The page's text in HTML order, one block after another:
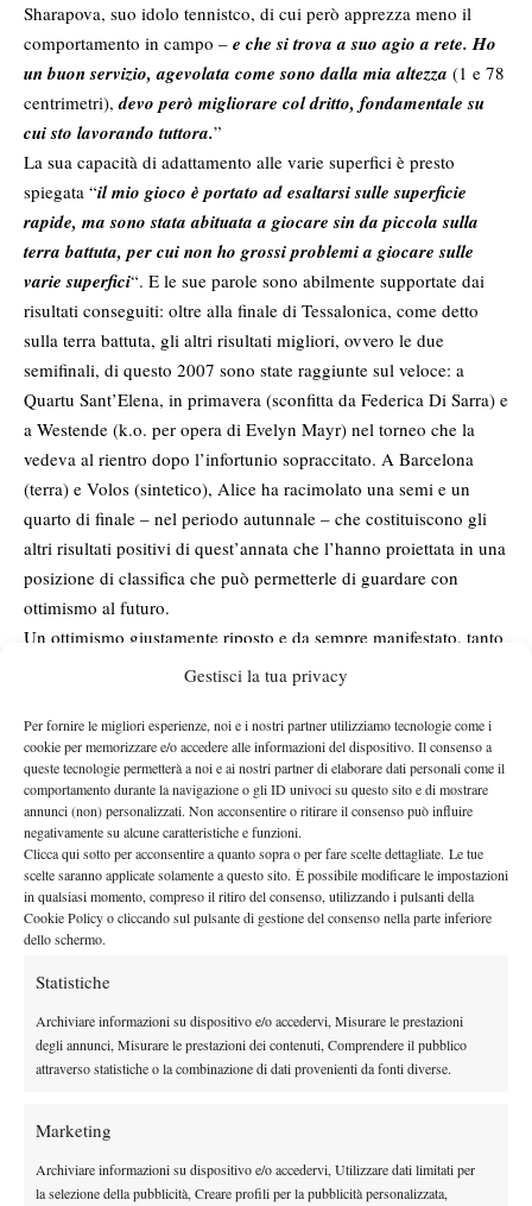
Gestisci la tua privacy
Per fornire le migliori esperienze, noi e i nostri partner utilizziamo tecnologie come i
cookie per memorizzare e/o accedere alle informazioni del dispositivo. Il consenso a
queste tecnologie permetterà a noi e ai nostri partner di elaborare dati personali come il
comportamento durante la navigazione o gli ID univoci su questo sito e di mostrare
annunci (non) personalizzati. Non acconsentire o ritirare il consenso può influire
negativamente su alcune caratteristiche e funzioni.
Clicca qui sotto per acconsentire a quanto sopra o per fare scelte dettagliate. Le tue
scelte saranno applicate solamente a questo sito. È possibile modificare le impostazioni
in qualsiasi momento, compreso il ritiro del consenso, utilizzando i pulsanti della
Cookie Policy o cliccando sul pulsante di gestione del consenso nella parte inferiore
dello schermo.
Statistiche
Archiviare informazioni su dispositivo e/o accedervi, Misurare le prestazioni
degli annunci, Misurare le prestazioni dei contenuti, Comprendere il pubblico
attraverso statistiche o la combinazione di dati provenienti da fonti diverse.
Marketing
Archiviare informazioni su dispositivo e/o accedervi, Utilizzare dati limitati per
la selezione della pubblicità, Creare profili per la pubblicità personalizzata,
Sharapova, suo idolo tennistco, di cui però apprezza meno il
comportamento in campo – e che si trova a suo agio a rete. Ho
un buon servizio, agevolata come sono dalla mia altezza (1 e 78
centrimetri),devo però migliorare col dritto, fondamentale su
cui sto lavorando tuttora.”
La sua capacità di adattamento alle varie superfici è presto
spiegata “il mio gioco è portato ad esaltarsi sulle superficie
rapide, ma sono stata abituata a giocare sin da piccola sulla
terra battuta, per cui non ho grossi problemi a giocare sulle
varie superfici“. E le sue parole sono abilmente supportate dai
risultati conseguiti: oltre alla finale di Tessalonica, come detto
sulla terra battuta, gli altri risultati migliori, ovvero le due
semifinali, di questo 2007 sono state raggiunte sul veloce: a
Quartu Sant’Elena, in primavera (sconfitta da Federica Di Sarra) e
a Westende (k.o. per opera di Evelyn Mayr) nel torneo che la
vedeva al rientro dopo l’infortunio sopraccitato. A Barcelona
(terra) e Volos (sintetico), Alice ha racimolato una semi e un
quarto di finale – nel periodo autunnale – che costituiscono gli
altri risultati positivi di quest’annata che l’hanno proiettata in una
posizione di classifica che può permetterle di guardare con
ottimismo al futuro.
Un ottimismo giustamente riposto e da sempre manifestato, tanto
che alla domanda sul perchè abbia sempre evitato di esibirsi
nelle manifestazioni under in tutta la sua carriera (una nel 2004,
due nel 2005), dato alquanto curioso ed in contro tendenza con
le programmazioni di tante sue coetanee – ci fa sapere che “sin
da subito, dalle prime volte in cui ho provato a prendere parte
ai tornei professionistici, ho visto che il mio gioco era già
sufficientemente adatto a questo livello di tornei, per cui col mio
allenatore si è deciso di saltare il passaggio nella categoria
juniores“. Infatti già nella scorsa stagione, Alice aveva raccolto
menzionati qualche riga sopra: la semifinale ad Enschede,
nell’agosto, rappresenta il suo miglior risultato 2006. Una scelta
che potremmo definire coraggiosa, ma presa in pieno accordo
col suo allenatore, Pierluigi Leoni, col quale c’è un rapporto
allenata con lui, da quando ho iniziato a prendere la racchetta
in mano, a 5 anni e mezzo, ed in tutti questi anni non ho mai